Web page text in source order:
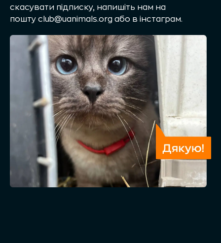
скасувати підписку, напишіть нам на
пошту club@uanimals.org або в інстаграм.